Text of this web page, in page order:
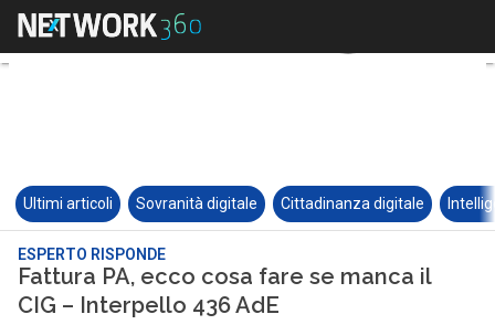
Ultimi articoli Sovranità digitale Cittadinanza digitale
ESPERTO RISPONDE
Fattura PA, ecco cosa fare se manca il
CIG – Interpello 436 AdE